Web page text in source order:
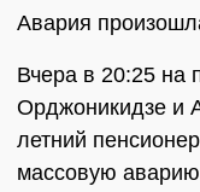
Авария
Вчера в 20:25 на
Орджоникидзе и
летний
массовую